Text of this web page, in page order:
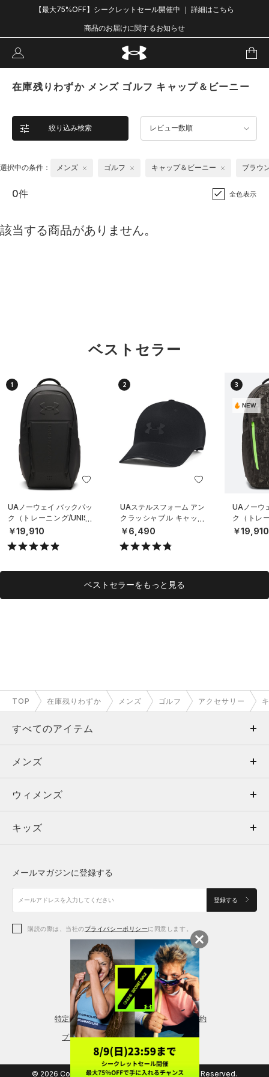
【最大75%OFF】シークレットセール開催中 ｜ 詳細はこちら
商品のお届けに関するお知らせ
在庫残りわずか メンズ ゴルフ キャップ＆ビーニー
絞り込み検索 レビュー数順
選択中の条件： メンズ ゴルフ キャップ＆ビーニー ブラウ
0件 全色表示
該当する商品がありません。
ベストセラー
1
UAノーウェイ バックパッ
ク（トレーニング/UNISE
X）
￥19,910
2
UAステルスフォーム アン
クラッシャブル キャップ
（ライフスタイル/UNISE
￥6,490
3
NEW
UAノーウ
ク（トレ
X）
￥19,910
ベストセラーをもっと見る
TOP 在庫残りわずか メンズ ゴルフ アクセサリー
すべてのアイテム
メンズ
ウィメンズ
キッズ
アクセサリー
メンズ
トップス
ボトムス
アクセサリー
ウィメンズ
トップス
シューズ
アクセサリー
レギンス＆タイツ
キッズ
シューズ
メールマガジンに登録する
登録する
購読の際は、当社のプライバシーポリシーに同意します。
特定商取引法に基づく通販の表記 会員規約
プライバシーポリシー
© 2026 Copyright DOME Corporation. All Rights Reserved.